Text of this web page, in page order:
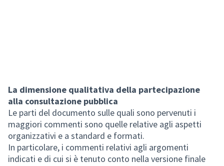
La dimensione qualitativa della partecipazione
alla consultazione pubblica
Le parti del documento sulle quali sono pervenuti i
maggiori commenti sono quelle relative agli aspetti
organizzativi e a standard e formati.
In particolare, i commenti relativi agli argomenti
indicati e di cui si è tenuto conto nella versione finale